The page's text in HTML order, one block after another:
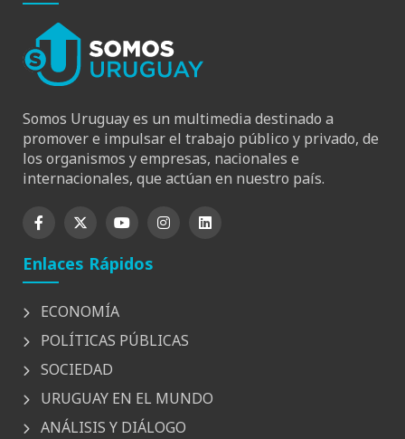
Somos Uruguay es un multimedia destinado a
promover e impulsar el trabajo público y privado, de
los organismos y empresas, nacionales e
internacionales, que actúan en nuestro país.
Enlaces Rápidos
ECONOMÍA
POLÍTICAS PÚBLICAS
SOCIEDAD
URUGUAY EN EL MUNDO
ANÁLISIS Y DIÁLOGO